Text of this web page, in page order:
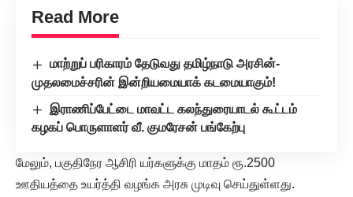
Read More
மாற்றுப் பரிகாரம் தேடுவது தமிழ்நாடு அரசின்-
முதலமைச்சரின் இன்றியமையாக் கடமையாகும்!
இராணிப்பேட்டை மாவட்ட கலந்துரையாடல் கூட்டம்
கழகப் பொருளாளர் வீ. குமரேசன் பங்கேற்பு
மேலும், பகுதிநேர ஆசிரி யர்களுக்கு மாதம் ரூ.2500
ஊதியத்தை உயர்த்தி வழங்க அரசு முடிவு செய்துள்ளது.